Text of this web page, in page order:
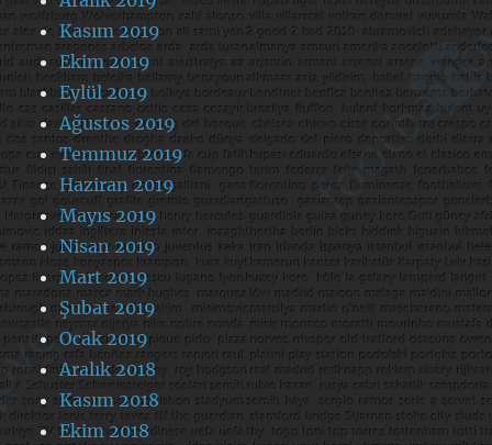
Kasım 2019
Ekim 2019
Eylül 2019
Ağustos 2019
Temmuz 2019
Haziran 2019
Mayıs 2019
Nisan 2019
Mart 2019
Şubat 2019
Ocak 2019
Aralık 2018
Kasım 2018
Ekim 2018